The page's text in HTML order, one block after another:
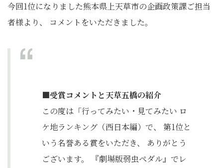
今回1位になりました熊本県上天草市の企画政策課ご担当
者様より、 コメントをいただきました。
■受賞コメントと天草五橋の紹介
この度は「行ってみたい・見てみたい ロ
ケ地ランキング（西日本編）で、 第1位と
いう名誉ある賞をいただき、 ありがとう
ございます。 『劇場版弱虫ペダル』でレ